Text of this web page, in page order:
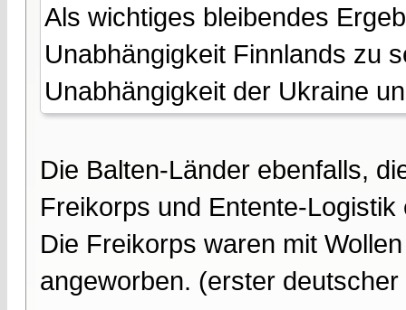
Als wichtiges bleibendes
Unabhängigkeit Finnlands zu
Unabhängigkeit der Ukraine
Die Balten-Länder ebenfalls,
Freikorps und Entente-
Die Freikorps waren mit
angeworben. (erster